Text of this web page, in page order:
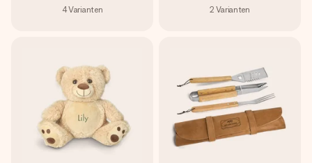
4Varianten 2 Varianten